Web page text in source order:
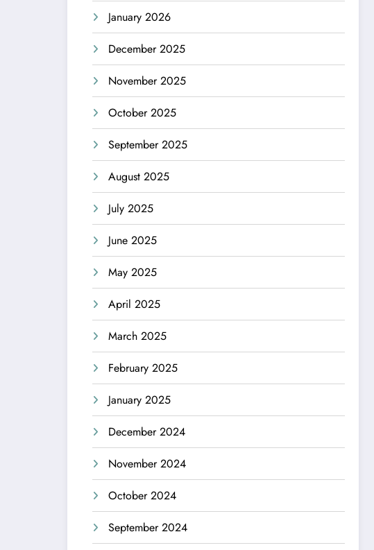
January 2026
December 2025
November 2025
October 2025
September 2025
August 2025
July 2025
June 2025
May 2025
April 2025
March 2025
February 2025
January 2025
December 2024
November 2024
October 2024
September 2024